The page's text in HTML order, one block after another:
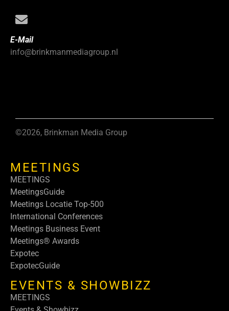
E-Mail
info@brinkmanmediagroup.nl
©2026, Brinkman Media Group
MEETINGS
MEETINGS
MeetingsGuide
Meetings Locatie Top-500
International Conferences
Meetings Business Event
Meetings® Awards
Expotec
ExpotecGuide
EVENTS & SHOWBIZZ
MEETINGS